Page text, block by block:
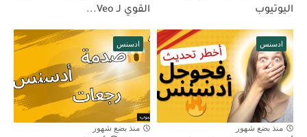
اليوتيوب
القوي لـ Veo...
ادسنس
منذ بضع شهور
ادسنس
منذ بضع شهور